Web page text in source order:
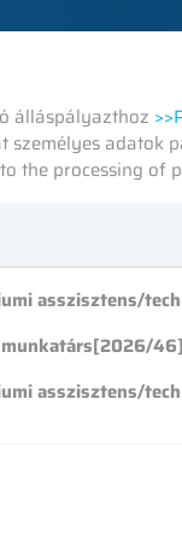
álláspályazthoz
adatok
the processing
asszisztens/
46]
asszisztens/